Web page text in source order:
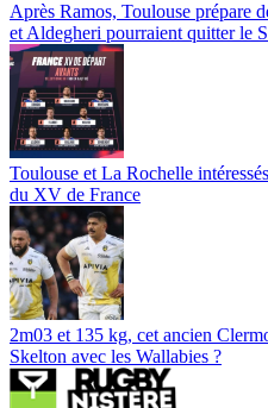
Après Ramos, Toulouse prépare
et Aldegheri pourraient quitter le
Toulouse et La Rochelle
du XV de France
2m03 et 135 kg, cet ancien
Skelton avec les Wallabies ?